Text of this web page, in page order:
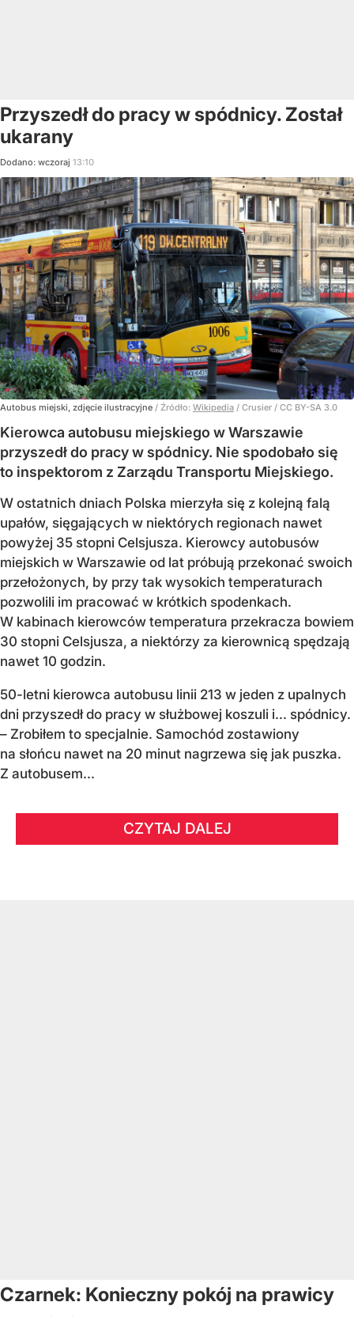
Przyszedł do pracy w spódnicy. Został
ukarany
Dodano: wczoraj 13:10
Autobus miejski, zdjęcie ilustracyjne / Źródło: Wikipedia / Crusier / CC BY-SA 3.0
Kierowca autobusu miejskiego w Warszawie
przyszedł do pracy w spódnicy. Nie spodobało się
to inspektorom z Zarządu Transportu Miejskiego.
W ostatnich dniach Polska mierzyła się z kolejną falą
upałów, sięgających w niektórych regionach nawet
powyżej 35 stopni Celsjusza. Kierowcy autobusów
miejskich w Warszawie od lat próbują przekonać swoich
przełożonych, by przy tak wysokich temperaturach
pozwolili im pracować w krótkich spodenkach.
W kabinach kierowców temperatura przekracza bowiem
30 stopni Celsjusza, a niektórzy za kierownicą spędzają
nawet 10 godzin.
50-letni kierowca autobusu linii 213 w jeden z upalnych
dni przyszedł do pracy w służbowej koszuli i... spódnicy.
– Zrobiłem to specjalnie. Samochód zostawiony
na słońcu nawet na 20 minut nagrzewa się jak puszka.
Z autobusem...
CZYTAJ DALEJ
Czarnek: Konieczny pokój na prawicy